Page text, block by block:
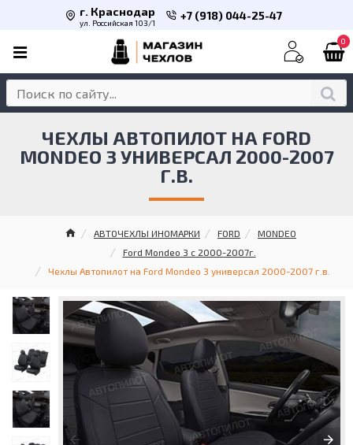
г. Краснодар
ул. Российская 103/1
+7 (918) 044-25-47
0
АВТОЧЕХЛЫ ИНОМАРКИ FORD
MONDEO
Ford Mondeo 3 с 2000-2007г.
Чехлы Автопилот на Ford Mondeo 3 универсал 2000-2007 г.в.
ЧЕХЛЫ АВТОПИЛОТ НА FORD
MONDEO 3 УНИВЕРСАЛ 2000-2007
Г.В.